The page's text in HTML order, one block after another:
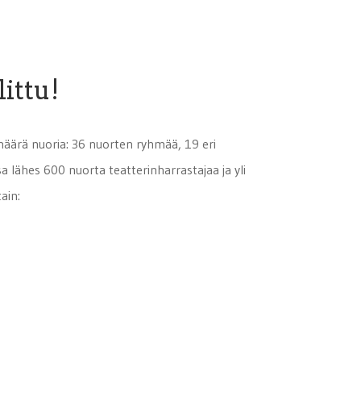
nuoria: 36 nuorten ryhmää, 19 eri
lähes 600 nuorta teatterinharrastajaa ja yli